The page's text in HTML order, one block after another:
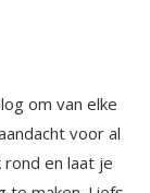
om van elke
voor al
rond en laat je